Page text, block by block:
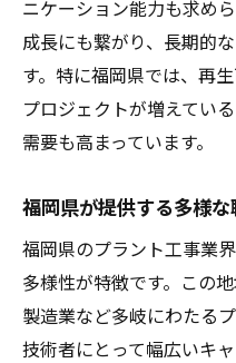
未経験者歓迎福岡
を磨く
未経験者向けの
福岡県で未経験
未経験者が知っ
福岡県でのキャ
未経験からプロ
の道のり
進化し続ける技術
ニケーション能力も求め
成長にも繋がり、長期的
す。特に福岡県では、再
プロジェクトが増えてい
需要も高まっています。
福岡県が提供する多様
福岡県のプラント工事業
多様性が特徴です。この
製造業など多岐にわたる
技術者にとって幅広いキ